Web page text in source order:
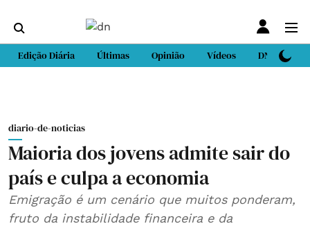
Edição Diária Últimas Opinião Vídeos DN Sport
diario-de-noticias
Maioria dos jovens admite sair do
país e culpa a economia
Emigração é um cenário que muitos ponderam,
fruto da instabilidade financeira e da